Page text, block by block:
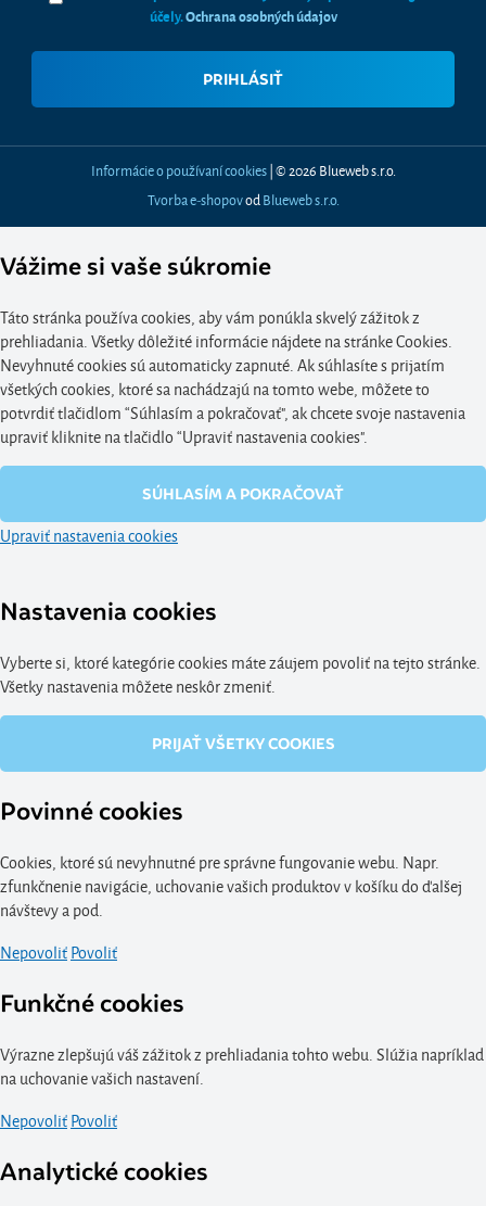
účely.Ochrana osobných údajov
Informácie o používaní cookies| © 2026 Blueweb s.r.o.
Tvorba e-shopovod Blueweb s.r.o.
Vážime si vaše súkromie
Táto stránka používa cookies, aby vám ponúkla skvelý zážitok z
prehliadania. Všetky dôležité informácie nájdete na stránke Cookies.
Nevyhnuté cookies sú automaticky zapnuté. Ak súhlasíte s prijatím
všetkých cookies, ktoré sa nachádzajú na tomto webe, môžete to
potvrdiť tlačidlom “Súhlasím a pokračovať", ak chcete svoje nastavenia
upraviť kliknite na tlačidlo “Upraviť nastavenia cookies".
SÚHLASÍM A POKRAČOVAŤ
Upraviť nastavenia cookies
Nastavenia cookies
Vyberte si, ktoré kategórie cookies máte záujem povoliť na tejto stránke.
Všetky nastavenia môžete neskôr zmeniť.
PRIJAŤ VŠETKY COOKIES
Povinné cookies
Cookies, ktoré sú nevyhnutné pre správne fungovanie webu. Napr.
zfunkčnenie navigácie, uchovanie vašich produktov v košíku do ďalšej
návštevy a pod.
NepovoliťPovoliť
Funkčné cookies
Výrazne zlepšujú váš zážitok z prehliadania tohto webu. Slúžia napríklad
na uchovanie vašich nastavení.
NepovoliťPovoliť
Analytické cookies